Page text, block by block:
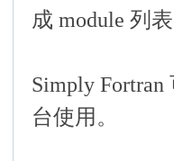
成 module 列
Simply
台使用。